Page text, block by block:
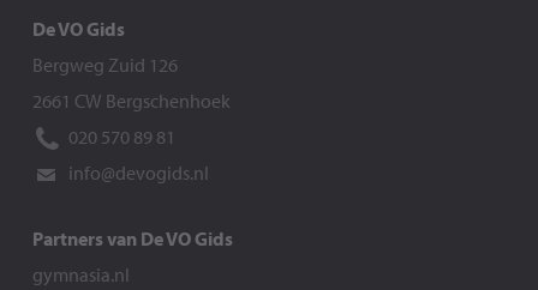
De VO Gids
Bergweg Zuid 126
2661 CW Bergschenhoek
020 570 89 81
info@devogids.nl
Partners van De VO Gids
gymnasia.nl